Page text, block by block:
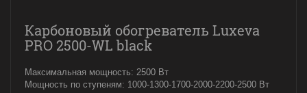
Карбоновый обогреватель Luxeva
PRO 2500-WL black
Максимальная мощность: 2500 Вт
Мощность по ступеням: 1000-1300-1700-2000-2200-2500 Вт